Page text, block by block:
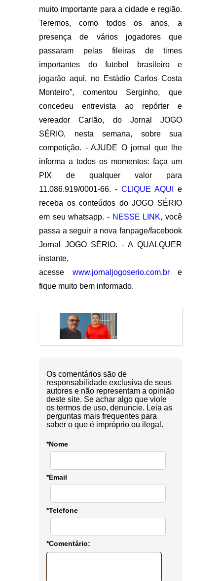
muito importante para a cidade e região.
Teremos, como todos os anos, a
presença de vários jogadores que
passaram pelas fileiras de times
importantes do futebol brasileiro e
jogarão aqui, no Estádio Carlos Costa
Monteiro”, comentou Serginho, que
concedeu entrevista ao repórter e
vereador Carlão, do Jornal JOGO
SÉRIO, nesta semana, sobre sua
competição. - AJUDE O jornal que lhe
informa a todos os momentos: faça um
PIX de qualquer valor para
11.086.919/0001-66. - CLIQUE AQUI
e
receba os conteúdos do JOGO SÉRIO
em seu whatsapp. - NESSE LINK, você
passa a seguir a nova fanpage/facebook
Jornal JOGO SÉRIO. - A QUALQUER
instante,
acesse www.jornaljogoserio.com.bre
fique muito bem informado.
Os comentários são de
responsabilidade exclusiva de seus
autores e não representam a opinião
deste site. Se achar algo que viole
os termos de uso, denuncie. Leia as
perguntas mais frequentes para
saber o que é impróprio ou ilegal.
*Nome
*Email
*Telefone
*Comentário: